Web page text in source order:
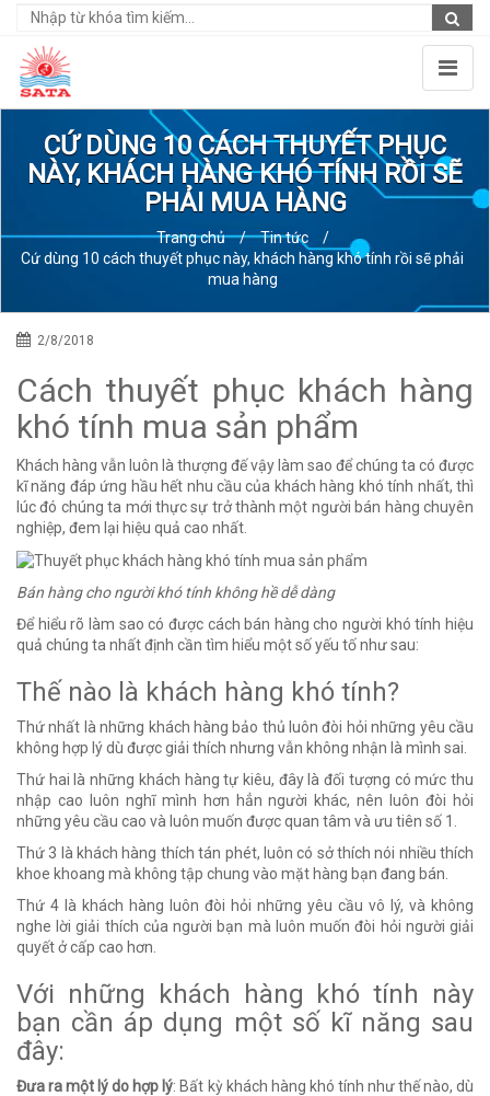
CỨ DÙNG 10 CÁCH THUYẾT PHỤC
NÀY, KHÁCH HÀNG KHÓ TÍNH RỒI SẼ
PHẢI MUA HÀNG
Trang chủ / Tin tức
/
Cứ dùng 10 cách thuyết phục này, khách hàng khó tính rồi sẽ phải
mua hàng
2/8/2018
Cách thuyết phục khách hàng
khó tính mua sản phẩm
Khách hàng vẫn luôn là thượng đế vậy làm sao để chúng ta có được
kĩ năng đáp ứng hầu hết nhu cầu của khách hàng khó tính nhất, thì
lúc đó chúng ta mới thực sự trở thành một người bán hàng chuyên
nghiệp, đem lại hiệu quả cao nhất.
Bán hàng cho người khó tính không hề dễ dàng
Để hiểu rõ làm sao có được cách bán hàng cho người khó tính hiệu
quả chúng ta nhất định cần tìm hiểu một số yếu tố như sau:
Thế nào là khách hàng khó tính?
Thứ nhất là những khách hàng bảo thủ luôn đòi hỏi những yêu cầu
không hợp lý dù được giải thích nhưng vẫn không nhận là mình sai.
Thứ hai là những khách hàng tự kiêu, đây là đối tượng có mức thu
nhập cao luôn nghĩ mình hơn hẳn người khác, nên luôn đòi hỏi
những yêu cầu cao và luôn muốn được quan tâm và ưu tiên số 1.
Thứ 3 là khách hàng thích tán phét, luôn có sở thích nói nhiều thích
khoe khoang mà không tập chung vào mặt hàng bạn đang bán.
Thứ 4 là khách hàng luôn đòi hỏi những yêu cầu vô lý, và không
nghe lời giải thích của người bạn mà luôn muốn đòi hỏi người giải
quyết ở cấp cao hơn.
Với những khách hàng khó tính này
bạn cần áp dụng một số kĩ năng sau
đây:
Đưa ra một lý do hợp lý: Bất kỳ khách hàng khó tính như thế nào, dù